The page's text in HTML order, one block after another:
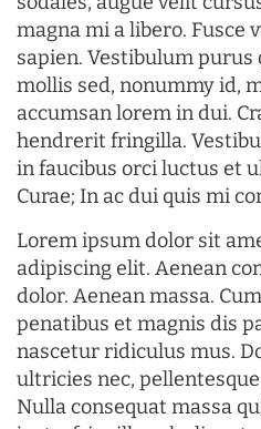
magna mi a libero. Fusce
sapien. Vestibulum purus
mollis sed, nonummy id,
accumsan lorem in dui.
hendrerit fringilla.
in faucibus orci luctus et
Curae; In ac dui quis mi
Lorem ipsum dolor sit
adipiscing elit. Aenean
dolor. Aenean massa.
penatibus et magnis dis
nascetur ridiculus mus.
ultricies nec,
Nulla consequat massa